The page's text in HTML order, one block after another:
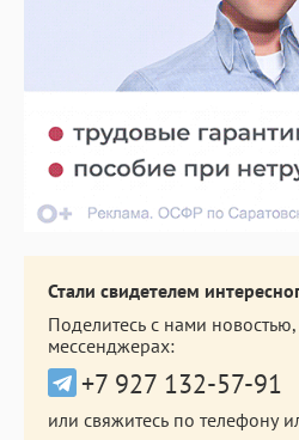
Стали свидетелем
Поделитесь с нами
мессенджерах:
+7 927 132-57-91
или свяжитесь по телефону